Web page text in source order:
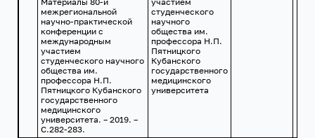
межрегиональной
научно-практической
конференции с
международным
участием
студенческого научного
общества им.
профессора Н.П.
Пятницкого Кубанского
государственного
медицинского
университета. – 2019. –
С.282-283.
студенческого
научного
общества им.
профессора Н.П.
Пятницкого
Кубанского
государственного
медицинского
университета